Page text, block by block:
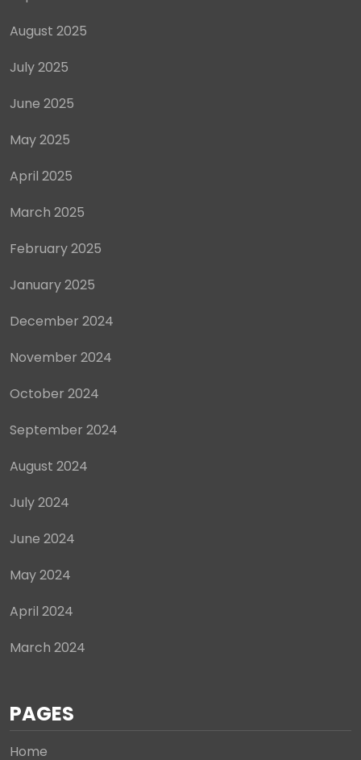
April 2025
March 2025
February 2025
January 2025
December 2024
November 2024
October 2024
September 2024
August 2024
July 2024
June 2024
May 2024
April 2024
March 2024
PAGES
Home
Privacy Policy
Contact Us